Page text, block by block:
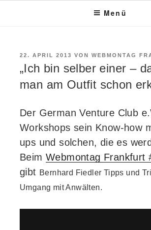
Menü
VERÖFFENTLICHT
AM
22. APRIL 2013 VON WEBMONTAG
„Ich bin selber einer –
man am Outfit schon
Der German Venture Club
Workshops sein Know-how
ups und solchen, die es
Beim Webmontag Frankfurt
gibt Bernhard Fiedler Tipps und
Umgang mit Anwälten.